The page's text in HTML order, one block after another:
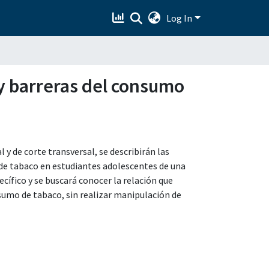
Log In
barreras del consumo
de corte transversal, se describirán las
tabaco en estudiantes adolescentes de una
y se buscará conocer la relación que
de tabaco, sin realizar manipulación de